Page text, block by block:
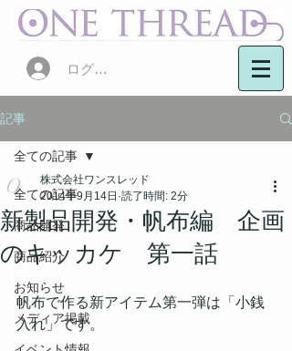
ログイン
記事
全ての記事
商品開発
商品紹介
お知らせ
メディア掲載
全ての記事
新製品開発・帆布編 企画
のキッカケ 第一話
株式会社ワンスレッド
2014年9月14日 読了時間: 2分
帆布で作る新アイテム第一弾は「小銭
入れ」です。